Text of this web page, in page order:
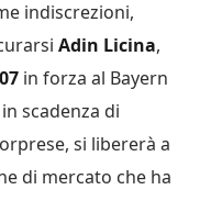
indiscrezioni,
Adin Licina,
in forza al Bayern
scadenza di
si libererà a
di mercato che ha